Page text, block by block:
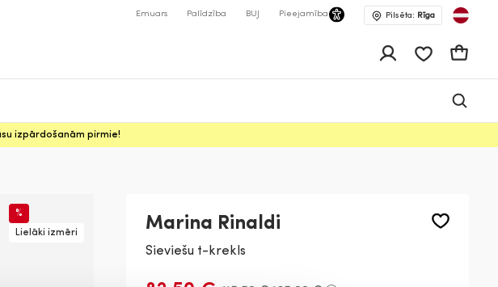
Emuars Palīdzība BUJ Pieejamība Pilsēta: Rīga
Grozs
izpārdošanām pirmie!
%
Lielāki izmēri
Marina Rinaldi
Sieviešu t-krekls